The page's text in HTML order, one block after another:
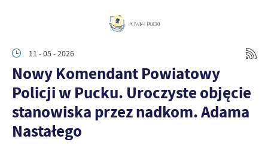
11 - 05 - 2026
Nowy Komendant Powiatowy
Policji w Pucku. Uroczyste objęcie
stanowiska przez nadkom. Adama
Nastałego